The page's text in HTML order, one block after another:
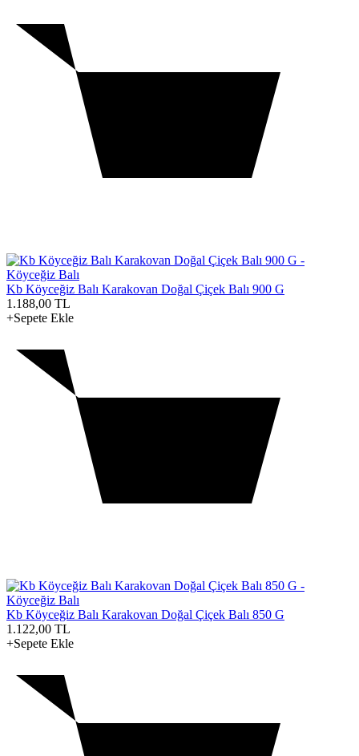
Kb Köyceğiz Balı Karakovan Doğal Çiçek Balı 900 G
1.188,00 TL
+Sepete Ekle
Kb Köyceğiz Balı Karakovan Doğal Çiçek Balı 850 G
1.122,00 TL
+Sepete Ekle